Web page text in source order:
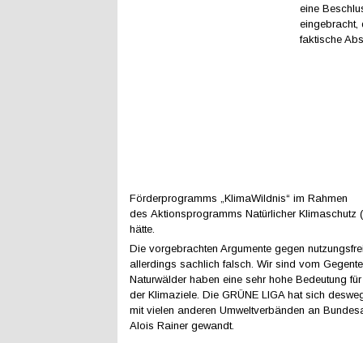
eine
eingebracht,
faktische
Förderprogramms „KlimaWildnis“ im Rahmen
des Aktionsprogramms Natürlicher Klimaschutz
hätte.
Die vorgebrachten Argumente gegen
allerdings sachlich falsch. Wir sind vom
Naturwälder haben eine sehr hohe Bedeutung
der Klimaziele. Die GRÜNE LIGA hat sich
mit vielen anderen Umweltverbänden an
Alois Rainer gewandt.